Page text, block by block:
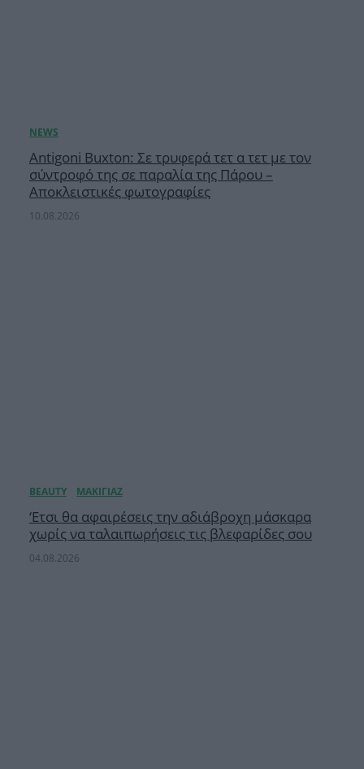
Antigoni Buxton: Σε τρυφερά τετ α τετ με τον
σύντροφό της σε παραλία της Πάρου –
Αποκλειστικές φωτογραφίες
10.08.2026
‘Ετσι θα αφαιρέσεις την αδιάβροχη μάσκαρα
χωρίς να ταλαιπωρήσεις τις βλεφαρίδες σου
04.08.2026